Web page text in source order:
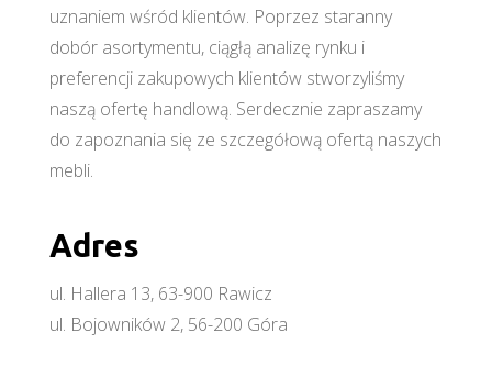
uznaniem wśród klientów. Poprzez staranny
dobór asortymentu, ciągłą analizę rynku i
preferencji zakupowych klientów stworzyliśmy
naszą ofertę handlową. Serdecznie zapraszamy
do zapoznania się ze szczegółową ofertą naszych
mebli.
Adres
ul. Hallera 13, 63-900 Rawicz
ul. Bojowników 2, 56-200 Góra